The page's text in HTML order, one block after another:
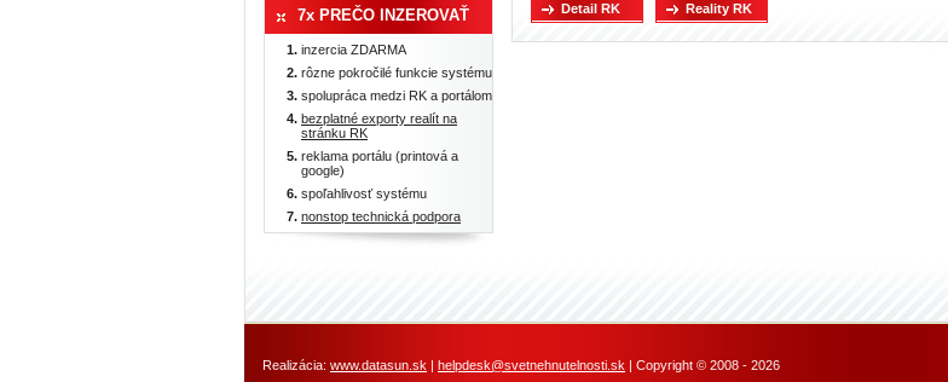
7x PREČO INZEROVAŤ
inzercia ZDARMA
rôzne pokročilé funkcie systému
spolupráca medzi RK a portálom
bezplatné exporty realít na
stránku RK
reklama portálu (printová a
google)
spoľahlivosť systému
nonstop technická podpora
Detail RK Reality RK
Realizácia: www.datasun.sk | helpdesk@svetnehnutelnosti.sk | Copyright © 2008 - 2026